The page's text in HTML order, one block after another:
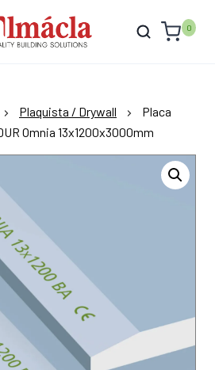
0
Plaquista / Drywall
Placa
Omnia 13x1200x3000mm